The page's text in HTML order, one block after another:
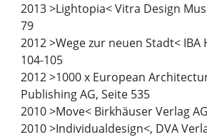
2013 >Lightopia< Vitra Design
79
2012 >Wege zur neuen Stadt< IBA
104-105
2012 >1000 x European
Publishing AG, Seite 535
2010 >Move< Birkhäuser Verlag
2010 >Individualdesign<, DVA